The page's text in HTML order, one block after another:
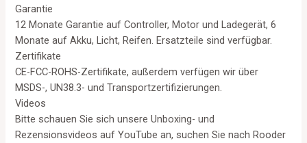
Garantie
12 Monate Garantie auf Controller, Motor und Ladegerät, 6
Monate auf Akku, Licht, Reifen. Ersatzteile sind verfügbar.
Zertifikate
CE-FCC-ROHS-Zertifikate, außerdem verfügen wir über
MSDS-, UN38.3- und Transportzertifizierungen.
Videos
Bitte schauen Sie sich unsere Unboxing- und
Rezensionsvideos auf YouTube an, suchen Sie nach Rooder